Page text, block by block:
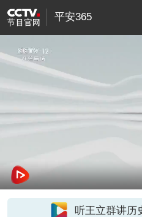
平安365
听王立群讲历